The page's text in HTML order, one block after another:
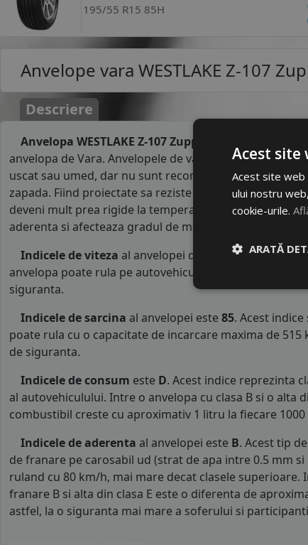
195/55 R15 85H
Anvelope vara WESTLAKE Z-107
Descriere
Anvelopa WESTLAKE Z-107 ZupperEco 195/55R15 85V
anvelopa de Vara. Anvelopele de vara au un
uscat sau umed, dar nu sunt recomandate pe
zapada. Fiind proiectate sa reziste la temperaturile
deveni mult prea rigide la temperaturi mai mici de 7°C.
aderenta si afecteaza gradul de manevrabilitate al
Indicele de viteza al anvelopei de varaWESTLAKE
anvelopa poate rula pe autovehicule o viteza maxima
siguranta.
Indicele de sarcina al anvelopei este 85. Acest
poate rula cu o capacitate de incarcare maxima de
de siguranta.
Indicele de consum este D. Acest indice reprezinta
al autovehiculului. Intre o anvelopa cu clasa B si o alta
combustibil creste cu aproximativ 1 litru la fiecare
Indicele de aderenta al anvelopei este B. Acest tip
de franare pe carosabil ud (strat de apa intre 0.5 mm si
ruland cu 80 km/h, mai mare decat clasele superioare.
franare B si alta din clasa E este o diferenta de
astfel, la o siguranta mai mare a soferului si
Acest site
Acest site web
ului nostru
cookie-urile.
ARATĂ